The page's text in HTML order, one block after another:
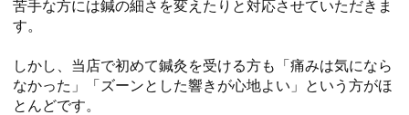
苦手な方には鍼の細さを変えたりと対応させていただきま
す。
しかし、当店で初めて鍼灸を受ける方も「痛みは気になら
なかった」「ズーンとした響きが心地よい」という方がほ
とんどです。